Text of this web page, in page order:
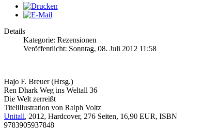
Details
Kategorie: Rezensionen
Veröffentlicht: Sonntag, 08. Juli 2012 11:58
Hajo F. Breuer (Hrsg.)
Ren Dhark Weg ins Weltall 36
Die Welt zerreißt
Titelillustration von Ralph Voltz
Unitall, 2012, Hardcover, 276 Seiten, 16,90 EUR, ISBN
9783905937848